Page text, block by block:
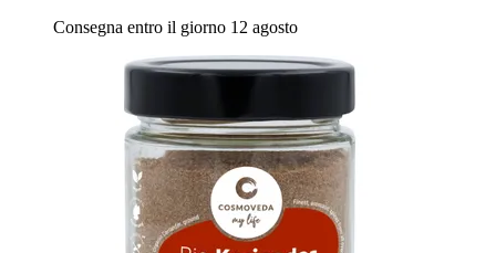
Consegna entro il giorno 12 agosto